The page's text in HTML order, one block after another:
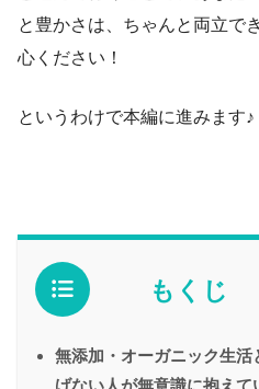
と豊かさは、ちゃんと両立で
心ください！
というわけで本編に進みます♪
もくじ
無添加・オーガニック生